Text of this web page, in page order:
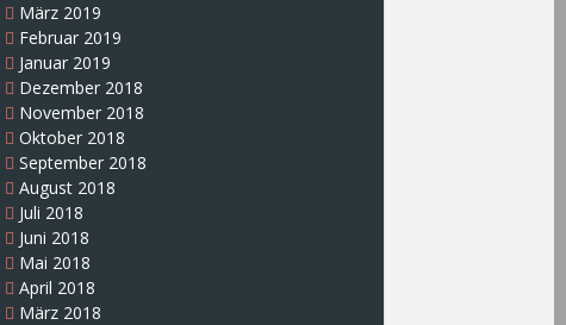
März 2019
Februar 2019
Januar 2019
Dezember 2018
November 2018
Oktober 2018
September 2018
August 2018
Juli 2018
Juni 2018
Mai 2018
April 2018
März 2018